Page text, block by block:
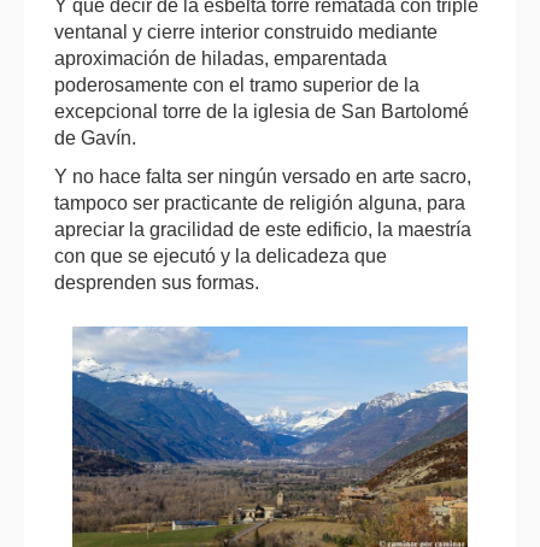
Y qué decir de la esbelta torre rematada con triple
ventanal y cierre interior construido mediante
aproximación de hiladas, emparentada
poderosamente con el tramo superior de la
excepcional torre de la iglesia de San Bartolomé
de Gavín.
Y no hace falta ser ningún versado en arte sacro,
tampoco ser practicante de religión alguna, para
apreciar la gracilidad de este edificio, la maestría
con que se ejecutó y la delicadeza que
desprenden sus formas.